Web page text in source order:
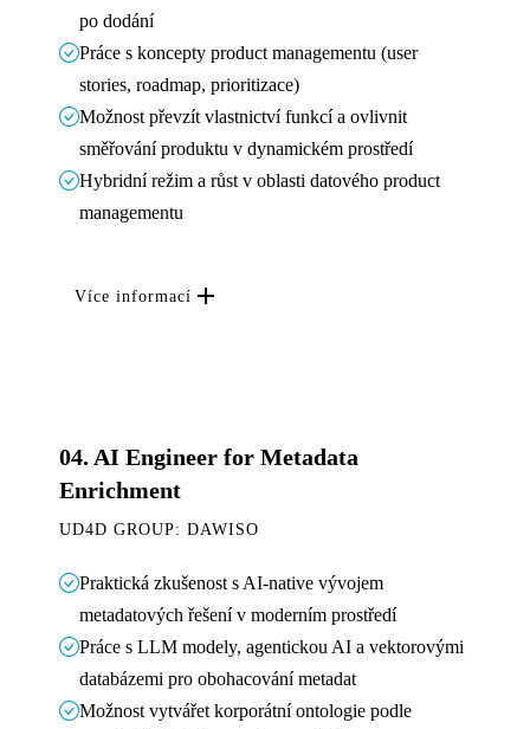
po dodání
Práce s koncepty product managementu (user
stories, roadmap, prioritizace)
Možnost převzít vlastnictví funkcí a ovlivnit
směřování produktu v dynamickém prostředí
Hybridní režim a růst v oblasti datového product
managementu
Více informací
04. AI Engineer for Metadata
Enrichment
UD4D GROUP: DAWISO
Praktická zkušenost s AI-native vývojem
metadatových řešení v moderním prostředí
Práce s LLM modely, agentickou AI a vektorovými
databázemi pro obohacování metadat
Možnost vytvářet korporátní ontologie podle